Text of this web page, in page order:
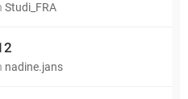
Studi_FRA
nadine.jans